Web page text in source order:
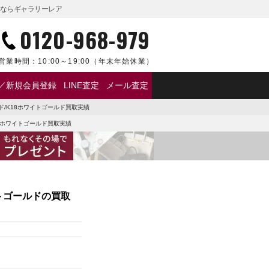
らギャラリーレア
0120-968-979
業時間： 10:00～19:00 （年末年始休業）
新規会員登録 LINE査定 メール査定
/K18ホワイトゴールド買取実績
ワイトゴールド買取実績
ールドの買取